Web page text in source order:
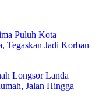
Puluh Kota
Jadi Korban
Longsor Landa
Jalan Hingga